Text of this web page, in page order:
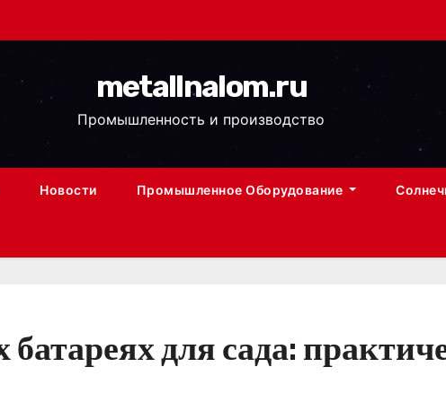
metallnalom.ru
Промышленность и производство
Новости Промышленное Оборудование
для сада: